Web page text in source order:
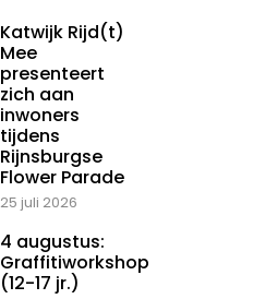
Katwijk Rijd(t)
Mee
presenteert
zich aan
inwoners
tijdens
Rijnsburgse
Flower Parade
25 juli 2026
4 augustus:
Graffitiworkshop
(12-17 jr.)